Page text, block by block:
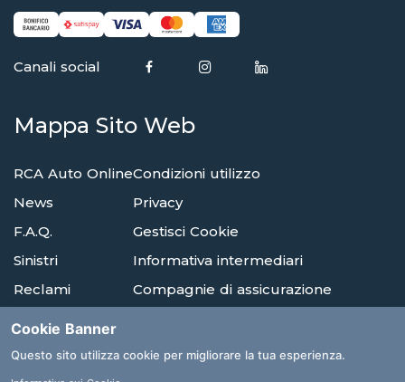
Canali social
Mappa Sito Web
RCA Auto Online
News
F.A.Q.
Sinistri
Reclami
Condizioni utilizzo
Privacy
Gestisci Cookie
Informativa intermediari
Compagnie di assicurazione
Albi E Ordini
Cookie Banner
Questo sito utilizza cookie per migliorare la tua esperienza.